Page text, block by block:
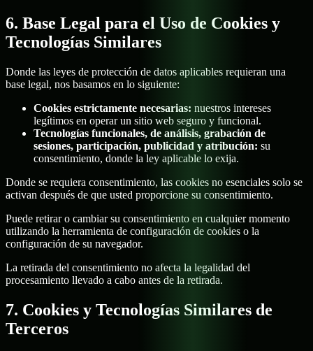
6. Base Legal para el Uso de Cookies y
Tecnologías Similares
Donde las leyes de protección de datos aplicables requieran una
base legal, nos basamos en lo siguiente:
Cookies estrictamente necesarias: nuestros intereses
legítimos en operar un sitio web seguro y funcional.
Tecnologías funcionales, de análisis, grabación de
sesiones, participación, publicidad y atribución: su
consentimiento, donde la ley aplicable lo exija.
Donde se requiera consentimiento, las cookies no esenciales solo se
activan después de que usted proporcione su consentimiento.
Puede retirar o cambiar su consentimiento en cualquier momento
utilizando la herramienta de configuración de cookies o la
configuración de su navegador.
La retirada del consentimiento no afecta la legalidad del
procesamiento llevado a cabo antes de la retirada.
7. Cookies y Tecnologías Similares de
Terceros